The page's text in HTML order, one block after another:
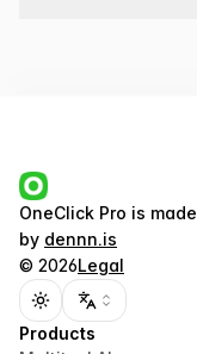
OneClick Pro is made
by dennn.is
© 2026Legal
Toggle theme
Products